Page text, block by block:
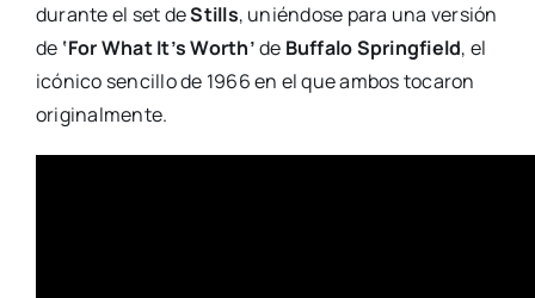
durante el set deStills, uniéndose para una versión
de ‘For What It’s Worth’de Buffalo Springfield, el
icónico sencillo de 1966 en el que ambos tocaron
originalmente.